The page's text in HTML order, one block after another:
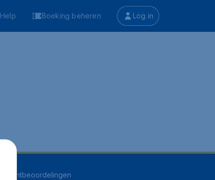
Help Boeking beheren Log in
klantbeoordelingen